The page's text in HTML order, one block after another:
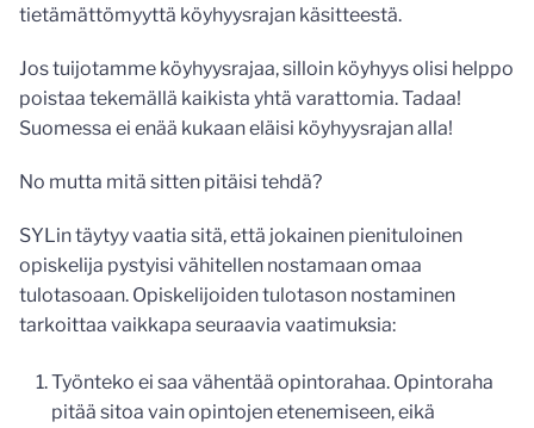
tietämättömyyttä köyhyysrajan käsitteestä.
Jos tuijotamme köyhyysrajaa, silloin köyhyys olisi helppo
poistaa tekemällä kaikista yhtä varattomia. Tadaa!
Suomessa ei enää kukaan eläisi köyhyysrajan alla!
No mutta mitä sitten pitäisi tehdä?
SYLin täytyy vaatia sitä, että jokainen pienituloinen
opiskelija pystyisi vähitellen nostamaan omaa
tulotasoaan. Opiskelijoiden tulotason nostaminen
tarkoittaa vaikkapa seuraavia vaatimuksia:
Työnteko ei saa vähentää opintorahaa. Opintoraha
pitää sitoa vain opintojen etenemiseen, eikä